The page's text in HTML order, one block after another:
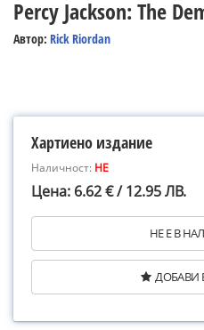
Percy Jackson: The
Автор: Rick Riordan
Хартиено издание
Наличност: НЕ
Цена: 6.62 € / 12.95 ЛВ.
НЕ Е В